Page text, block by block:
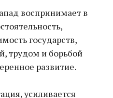
воспринимает в
государств,
трудом и борьбой
развитие.
усиливается